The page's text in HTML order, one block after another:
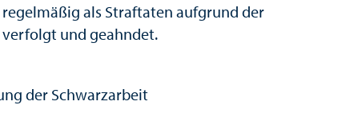
als Straftaten aufgrund der
und geahndet.
der Schwarzarbeit